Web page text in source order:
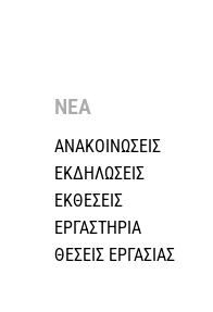
ΝΕΑ
ΑΝΑΚΟΙΝΩΣΕΙΣ
ΕΚΔΗΛΩΣΕΙΣ
ΕΚΘΕΣΕΙΣ
ΕΡΓΑΣΤΗΡΙΑ
ΘΕΣΕΙΣ ΕΡΓΑΣΙΑΣ